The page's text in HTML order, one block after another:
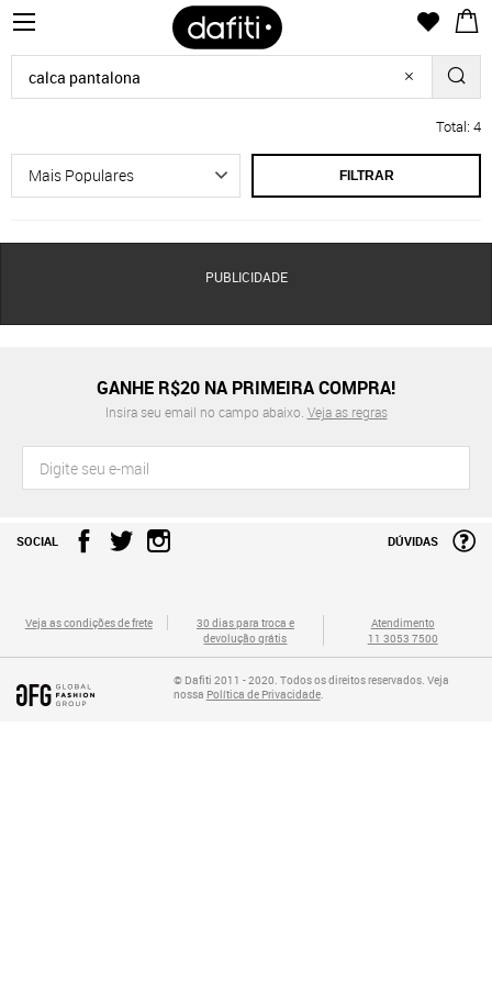
Total: 4
FILTRAR
PUBLICIDADE
GANHE R$20 NA PRIMEIRA COMPRA!
Insira seu email no campo abaixo. Veja as regras
SOCIAL DÚVIDAS
Veja as condições de frete
30 dias para troca e
devolução grátis
Atendimento
11 3053 7500
© Dafiti 2011 - 2020. Todos os direitos reservados. Veja
nossa Política de Privacidade.